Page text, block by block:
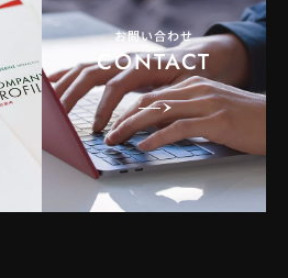
お問い合わせ
CONTACT